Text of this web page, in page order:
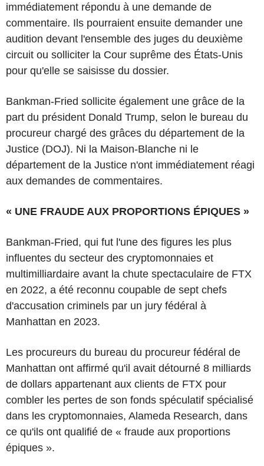
immédiatement répondu à une demande de
commentaire. Ils pourraient ensuite demander une
audition devant l'ensemble des juges du deuxième
circuit ou solliciter la Cour suprême des États-Unis
pour qu'elle se saisisse du dossier.
Bankman-Fried sollicite également une grâce de la
part du président Donald Trump, selon le bureau du
procureur chargé des grâces du département de la
Justice (DOJ). Ni la Maison-Blanche ni le
département de la Justice n'ont immédiatement réagi
aux demandes de commentaires.
« UNE FRAUDE AUX PROPORTIONS ÉPIQUES »
Bankman-Fried, qui fut l'une des figures les plus
influentes du secteur des cryptomonnaies et
multimilliardaire avant la chute spectaculaire de FTX
en 2022, a été reconnu coupable de sept chefs
d'accusation criminels par un jury fédéral à
Manhattan en 2023.
Les procureurs du bureau du procureur fédéral de
Manhattan ont affirmé qu'il avait détourné 8 milliards
de dollars appartenant aux clients de FTX pour
combler les pertes de son fonds spéculatif spécialisé
dans les cryptomonnaies, Alameda Research, dans
ce qu'ils ont qualifié de « fraude aux proportions
épiques ».